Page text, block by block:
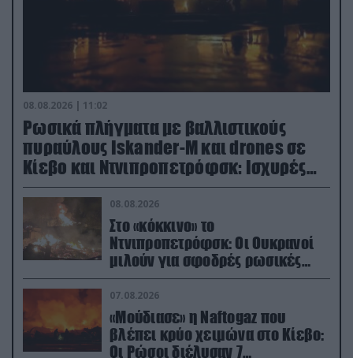
08.08.2026 | 11:02
Ρωσικά πλήγματα με βαλλιστικούς
πυραύλους Iskander-M και drones σε
Κίεβο και Ντνιπροπετρόφσκ: Ισχυρές
εκρήξεις
08.08.2026
Στο «κόκκινο» το
Ντνιπροπετρόφσκ: Οι Ουκρανοί
μιλούν για σφοδρές ρωσικές
επιθέσεις σε όλη την επικράτεια
07.08.2026
«Μούδιασε» η Naftogaz που
βλέπει κρύο χειμώνα στο Κίεβο:
Οι Ρώσοι διέλυσαν 7